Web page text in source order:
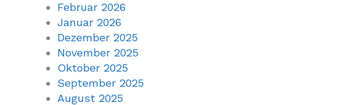
Februar 2026
Januar 2026
Dezember 2025
November 2025
Oktober 2025
September 2025
August 2025